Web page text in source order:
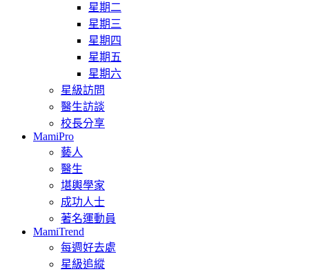
星期二
星期三
星期四
星期五
星期六
星級訪問
醫生訪談
校長分享
MamiPro
藝人
醫生
堪輿學家
成功人士
著名運動員
MamiTrend
每週好去處
星級追縱